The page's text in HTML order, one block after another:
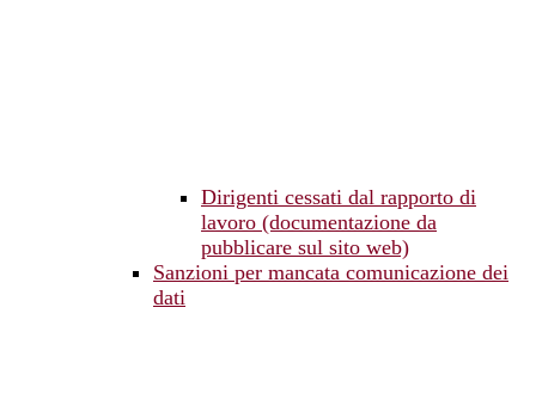
Dirigenti cessati dal rapporto di
lavoro (documentazione da
pubblicare sul sito web)
Sanzioni per mancata comunicazione dei
dati